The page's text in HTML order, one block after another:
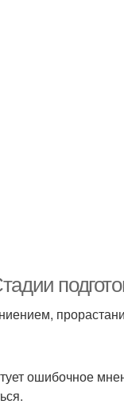
ошибочное